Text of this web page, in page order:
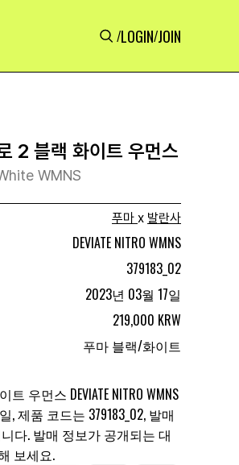
/LOGIN/JOIN
2 블랙 화이트 우먼스
WMNS
푸마 x 발란사
DEVIATE NITRO WMNS
379183_02
2023년 03월 17일
219,000 KRW
푸마 블랙/화이트
우먼스 DEVIATE NITRO WMNS
제품 코드는 379183_02, 발매
다. 발매 정보가 공개되는 대
보세요.